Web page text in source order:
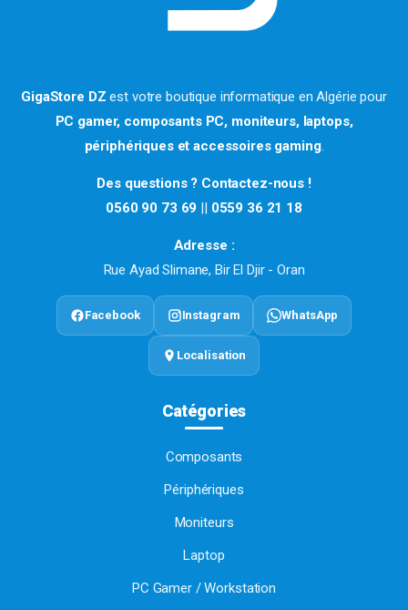
GigaStore DZ est votre boutique informatique en Algérie pour
PC gamer, composants PC, moniteurs, laptops,
périphériques et accessoires gaming.
Des questions ? Contactez-nous !
0560 90 73 69 || 0559 36 21 18
Adresse :
Rue Ayad Slimane, Bir El Djir - Oran
Facebook Instagram WhatsApp
Localisation
Catégories
Composants
Périphériques
Moniteurs
Laptop
PC Gamer / Workstation